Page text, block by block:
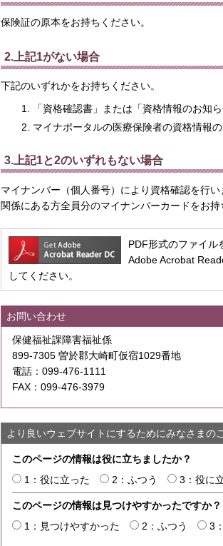
保険証の原本をお持ちください。
2.上記1がない場合
下記のいずれかをお持ちください。
「資格確認書」または「資格情報のお知
マイナポータルの医療保険者の資格情報
3.上記1と2のいずれもない場合
マイナンバー（個人番号）により資格確認を行
関係にある方全員分のマイナンバーカードをお持
PDF形式のファイル
Adobe Acrobat
してください。
お問い合わせ
保健福祉課障害福祉係
899-7305 曽於郡大崎町仮宿1029番地
電話：099-476-1111
FAX：099-476-3979
より良いウェブサイトにするためにみなさまの
このページの情報は役に立ちましたか？
1：役に立った
2：ふつう 3：役に
このページの情報は見つけやすかったですか？
1：見つけやすかった
2：ふつう 3